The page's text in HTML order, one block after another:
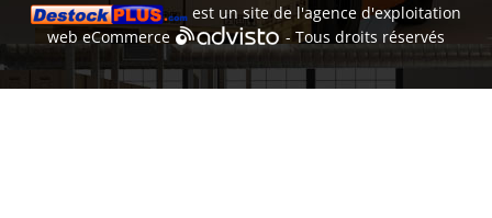
est un site de l'agence d'exploitation
webeCommerce - Tous droits réservés